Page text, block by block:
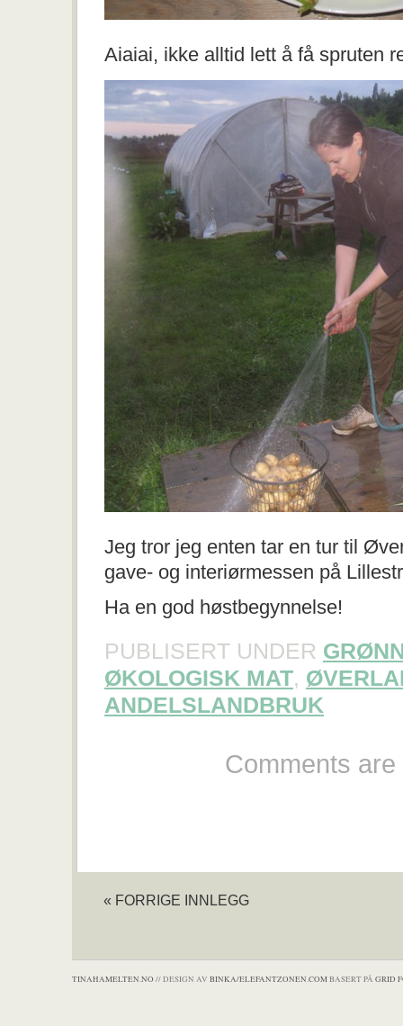
Aiaiai, ikke alltid lett å få spruten
Jeg tror jeg enten tar en tur til
gave- og interiørmessen på
Ha en god høstbegynnelse!
PUBLISERT UNDER
ØKOLOGISK MAT,
ANDELSLANDBRUK
Comments
« FORRIGE INNLEGG
TINAHAMELTEN.NO // DESIGN AV BINKA/ELEFANTZONEN.COMBASERT PÅ GRID